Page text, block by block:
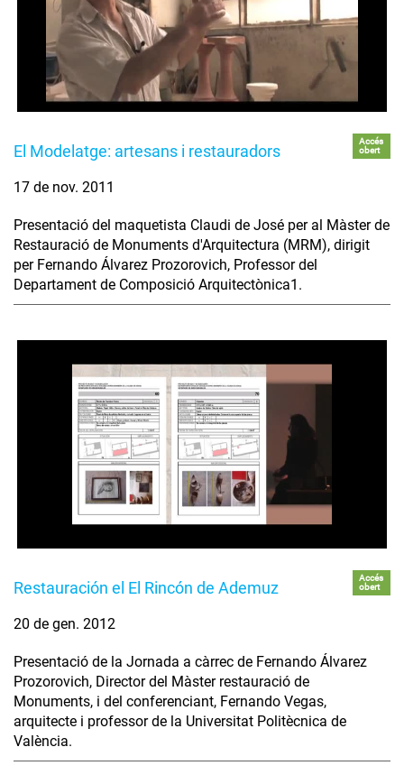
El Modelatge: artesans i restauradors
Accés
obert
17 de nov. 2011
Presentació del maquetista Claudi de José per al Màster de
Restauració de Monuments d'Arquitectura (MRM), dirigit
per Fernando Álvarez Prozorovich, Professor del
Departament de Composició Arquitectònica1.
Restauración el El Rincón de Ademuz
Accés
obert
20 de gen. 2012
Presentació de la Jornada a càrrec de Fernando Álvarez
Prozorovich, Director del Màster restauració de
Monuments, i del conferenciant, Fernando Vegas,
arquitecte i professor de la Universitat Politècnica de
València.